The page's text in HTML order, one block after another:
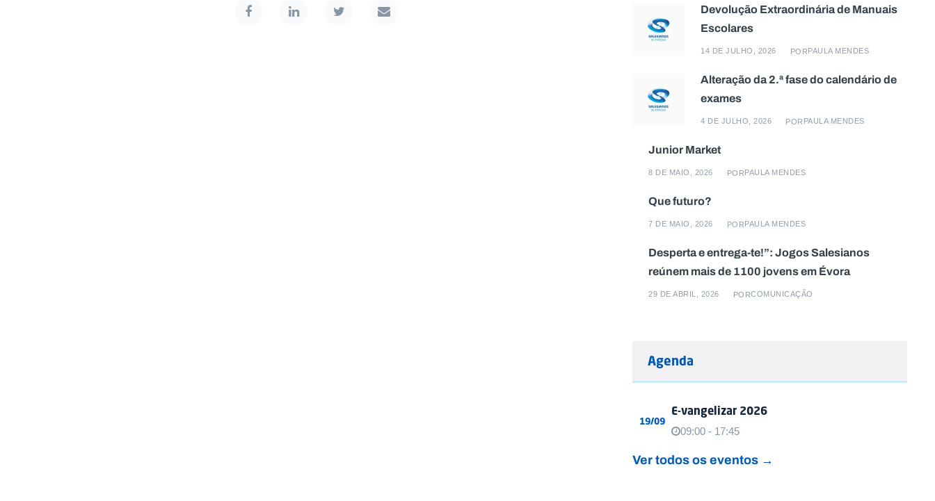
Devolução Extraordinária de Manuais
Escolares
14 DE JULHO, 2026 PORPAULA MENDES
Alteração da 2.ª fase do calendário de
exames
4 DE JULHO, 2026 POR PAULA MENDES
Junior Market
8 DE MAIO, 2026 PORPAULA MENDES
Que futuro?
7 DE MAIO, 2026 PORPAULA MENDES
Desperta e entrega-te!”: Jogos Salesianos
reúnem mais de 1100 jovens em Évora
29 DE ABRIL, 2026 PORCOMUNICAÇÃO
Agenda
19/09
E-vangelizar 2026
09:00 - 17:45
Ver todos os eventos →